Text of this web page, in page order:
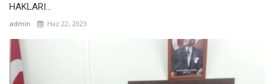
HAKLARI...
admin Haz 22, 2023